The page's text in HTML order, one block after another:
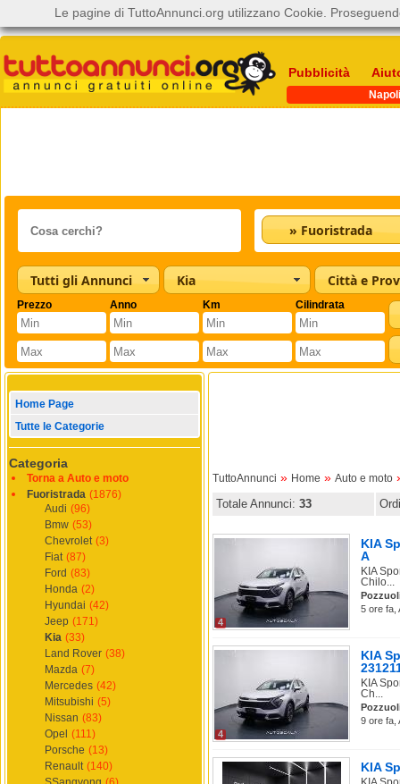
Pubblicità
Napoli
» Fuoristrada
Tutti gli Annunci Kia Città e
Prezzo Anno Km Cilindrata
Home Page
Tutte le Categorie
Categoria
Torna a Auto e moto
Fuoristrada (1876)
Audi (96)
Bmw (53)
Chevrolet (3)
Fiat (87)
Ford (83)
Honda (2)
Hyundai (42)
Jeep (171)
Kia (33)
Land Rover (38)
Mazda (7)
Mercedes (42)
Mitsubishi (5)
Nissan (83)
Opel (111)
Porsche (13)
Renault (140)
TuttoAnnunci » Home » Auto e moto
Totale Annunci: 33
4
KIA
A
KIA
Chilo...
5 ore fa,
4
KIA
KIA
Ch...
9 ore fa,
KIA
Le pagine di TuttoAnnunci.org utilizzano Cookie.